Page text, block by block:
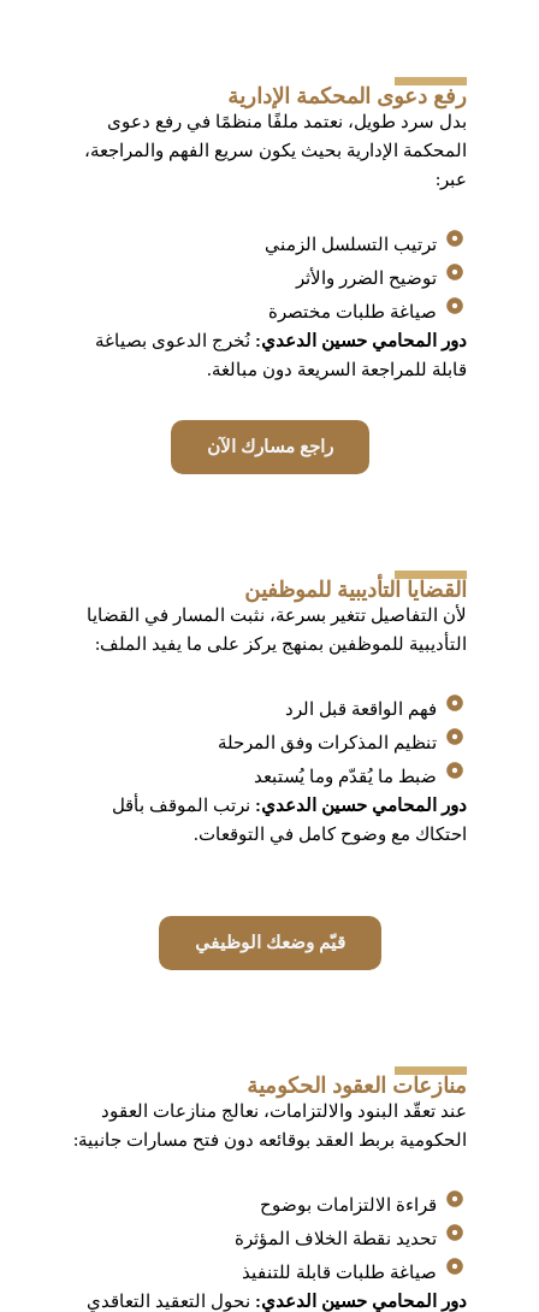
رفع دعوى المحكمة الإدارية
بدل سرد طويل، نعتمد ملفًا منظمًا في رفع دعوى
المحكمة الإدارية بحيث يكون سريع الفهم والمراجعة،
عبر:
ترتيب التسلسل الزمني
توضيح الضرر والأثر
صياغة طلبات مختصرة
دور المحامي حسين الدعدي: نُخرج الدعوى بصياغة
قابلة للمراجعة السريعة دون مبالغة.
راجع مسارك الآن
القضايا التأديبية للموظفين
لأن التفاصيل تتغير بسرعة، نثبت المسار في القضايا
التأديبية للموظفين بمنهج يركز على ما يفيد الملف:
فهم الواقعة قبل الرد
تنظيم المذكرات وفق المرحلة
ضبط ما يُقدّم وما يُستبعد
دور المحامي حسين الدعدي: نرتب الموقف بأقل
احتكاك مع وضوح كامل في التوقعات.
قيّم وضعك الوظيفي
منازعات العقود الحكومية
عند تعقّد البنود والالتزامات، نعالج منازعات العقود
الحكومية بربط العقد بوقائعه دون فتح مسارات جانبية:
قراءة الالتزامات بوضوح
تحديد نقطة الخلاف المؤثرة
صياغة طلبات قابلة للتنفيذ
دور المحامي حسين الدعدي: نحول التعقيد التعاقدي